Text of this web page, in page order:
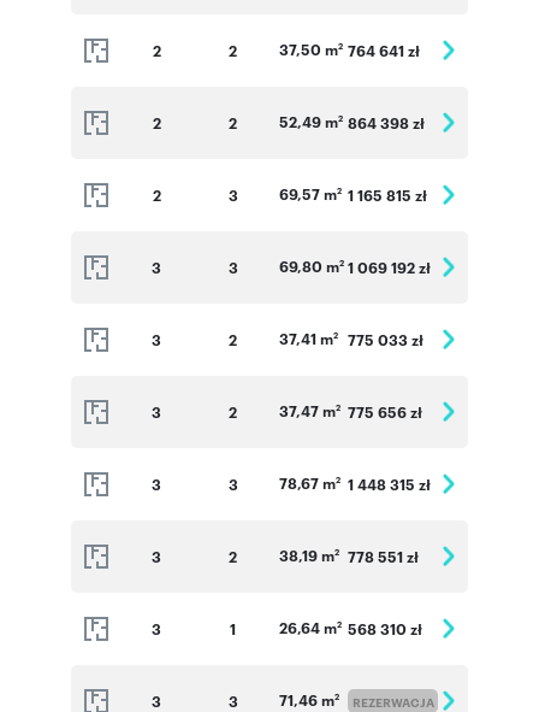
2 2 37,50 m2 764 641 zł
2 2 52,49 m2 864 398 zł
2 3 69,57 m2 1 165 815 zł
3 3 69,80 m2 1 069 192 zł
3 2 37,41 m2 775 033 zł
3 2 37,47 m2 775 656 zł
3 3 78,67 m2 1 448 315 zł
3 2 38,19 m2 778 551 zł
3 1 26,64 m2 568 310 zł
3 3 71,46 m2 REZERWACJA